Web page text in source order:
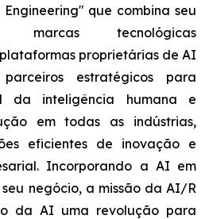
que combina seu
marcas tecnológicas
proprietárias de AI
estratégicos para
da inteligência humana e
em todas as indústrias,
eficientes de inovação e
Incorporando a AI em
negócio, a missão da AI/R
da AI uma revolução para